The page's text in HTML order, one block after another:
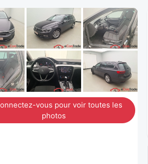
vous pour voir toutes les
photos